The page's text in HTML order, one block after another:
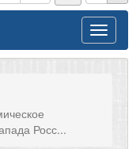
Toggle
Росс...